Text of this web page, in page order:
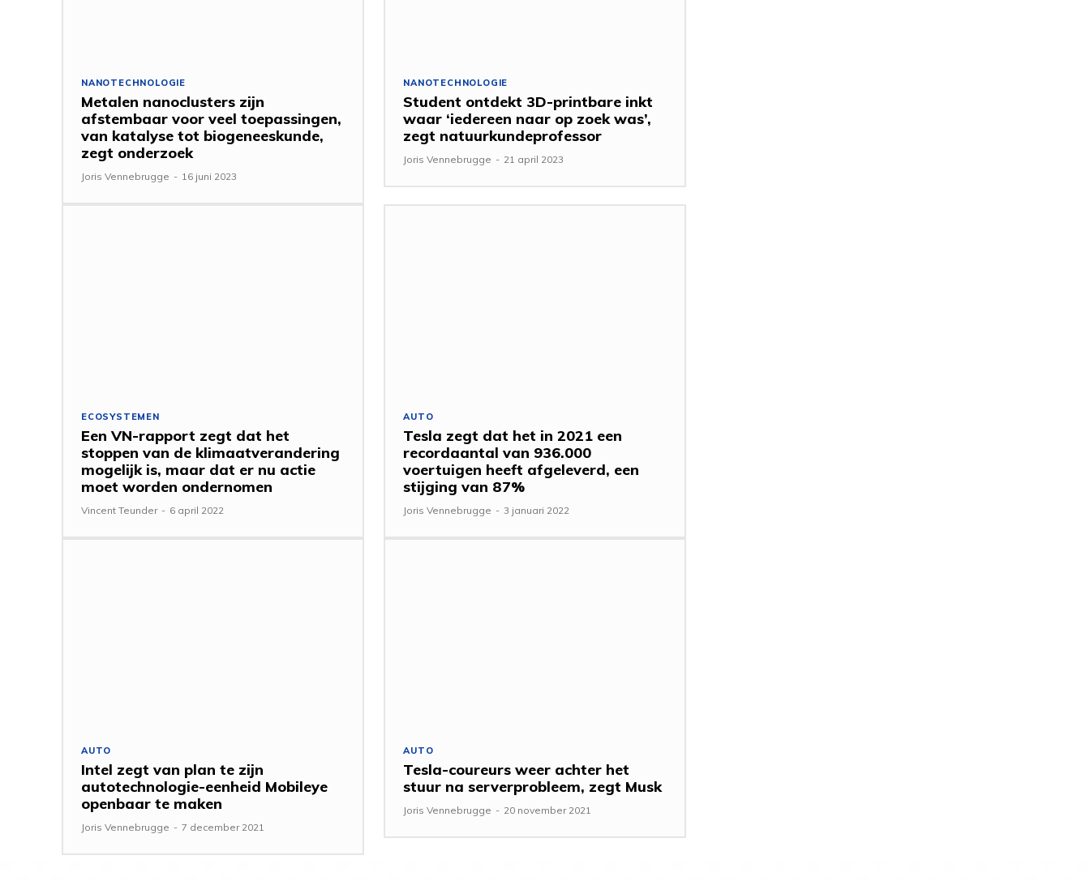
NANOTECHNOLOGIE
Metalen nanoclusters zijn
afstembaar voor veel toepassingen,
van katalyse tot biogeneeskunde,
zegt onderzoek
Joris Vennebrugge - 16 juni 2023
NANOTECHNOLOGIE
Student ontdekt 3D-printbare inkt
waar ‘iedereen naar op zoek was’,
zegt natuurkundeprofessor
Joris Vennebrugge - 21 april 2023
ECOSYSTEMEN
Een VN-rapport zegt dat het
stoppen van de klimaatverandering
mogelijk is, maar dat er nu actie
moet worden ondernomen
Vincent Teunder - 6 april 2022
AUTO
Tesla zegt dat het in 2021 een
recordaantal van 936.000
voertuigen heeft afgeleverd, een
stijging van 87%
Joris Vennebrugge - 3 januari 2022
AUTO
Intel zegt van plan te zijn
autotechnologie-eenheid Mobileye
openbaar te maken
Joris Vennebrugge - 7 december 2021
AUTO
Tesla-coureurs weer achter het
stuur na serverprobleem, zegt Musk
Joris Vennebrugge - 20 november 2021